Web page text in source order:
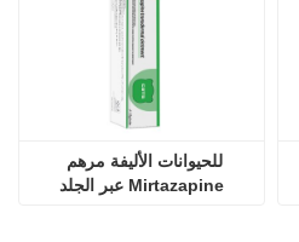
Mirtazapine عبر الجلد